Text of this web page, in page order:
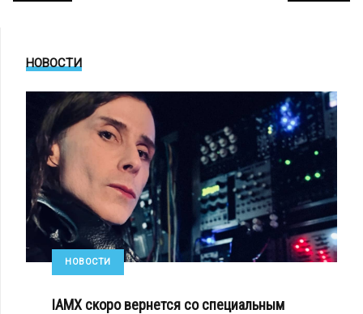
НОВОСТИ
НОВОСТИ
IAMX скоро вернется со специальным